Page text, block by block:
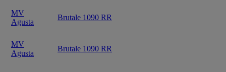
MV
Agusta
Brutale 1090 RR
MV
Agusta
Brutale 1090 RR